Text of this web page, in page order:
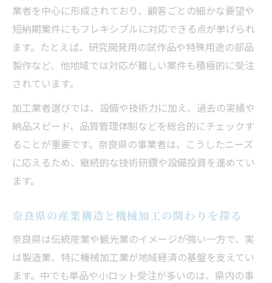
業者を中心に形成されており、顧客ごとの細かな要望や
短納期案件にもフレキシブルに対応できる点が挙げられ
ます。たとえば、研究開発用の試作品や特殊用途の部品
製作など、他地域では対応が難しい案件も積極的に受注
されています。
加工業者選びでは、設備や技術力に加え、過去の実績や
納品スピード、品質管理体制などを総合的にチェックす
ることが重要です。奈良県の事業者は、こうしたニーズ
に応えるため、継続的な技術研鑽や設備投資を進めてい
ます。
奈良県の産業構造と機械加工の関わりを探る
奈良県は伝統産業や観光業のイメージが強い一方で、実
は製造業、特に機械加工業が地域経済の基盤を支えてい
ます。中でも単品や小ロット受注が多いのは、県内の事